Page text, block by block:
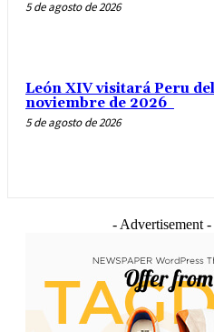
5 de agosto de 2026
León XIV visitará Peru del
noviembre de 2026
5 de agosto de 2026
- Advertisement -